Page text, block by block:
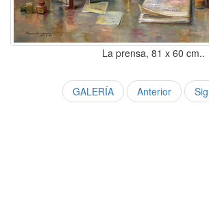
La prensa, 81 x 60 cm..
GALERÍA Anterior